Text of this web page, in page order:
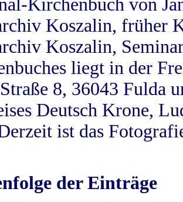
Kirchenbuch von
Koszalin, früher
Koszalin,
liegt in der
8, 36043 Fulda
Deutsch Krone,
ist das
der Einträge